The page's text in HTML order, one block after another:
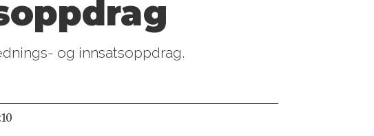
og innsatsoppdrag.